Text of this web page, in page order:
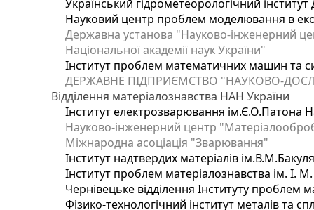
Український гідрометеорологічний
Науковий центр проблем моделювання в
Державна установа "Науково-інженерний
Національної академії наук України"
Інститут проблем математичних машин та
ДЕРЖАВНЕ ПІДПРИЄМСТВО "НАУКОВО-
Відділення матеріалознавства НАН України
Інститут електрозварювання ім.Є.О.Патона
Науково-інженерний центр
Міжнародна асоціація "Зварювання"
Інститут надтвердих матеріалів
Інститут проблем матеріалознавства ім. І.
Чернівецьке відділення Інституту проблем
Фізико-технологічний інститут металів та